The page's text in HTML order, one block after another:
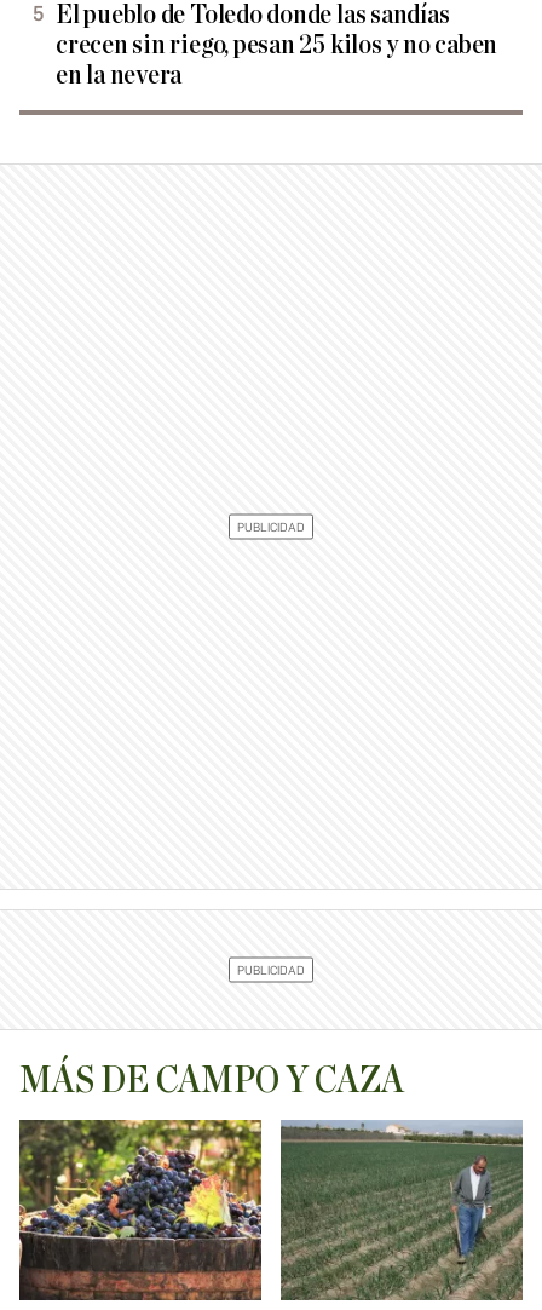
El pueblo de Toledo donde las sandías
crecen sin riego, pesan 25 kilos y no caben
en la nevera
MÁS DE CAMPO Y CAZA